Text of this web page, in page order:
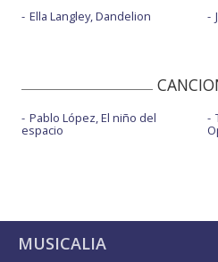
Ella Langley, Dandelion
Pablo López, El niño del
espacio
MUSICALIA